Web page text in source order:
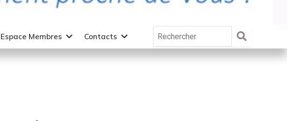
Espace Membres Contacts